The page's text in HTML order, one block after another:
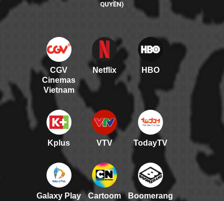
QUYỀN)
CGV
Cinemas
Vietnam
Netflix HBO
Kplus VTV TodayTV
Galaxy Play
Cartoom
Boomerang